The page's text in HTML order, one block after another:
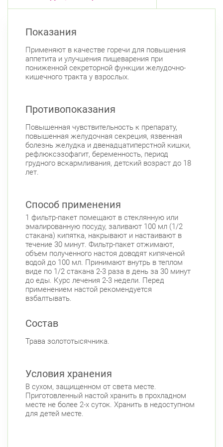
Комендантский пр.
Богатырский пр., д. 28 Круглосуточно
Пионерская Комендантский пр.
Дунайский пр., д. 34/16
Белы Куна, д.1, к.1 8:00-22:00
Бухарестская Международная
Показания
Применяют в качестве горечи для повышения
аппетита и улучшения пищеварения при
пониженной секреторной функции желудочно-
кишечного тракта у взрослых.
Противопоказания
Повышенная чувствительность к препарату,
повышенная желудочная секреция, язвенная
болезнь желудка и двенадцатиперстной кишки,
рефлюксэзофагит, беременность, период
грудного вскармливания, детский возраст до 18
лет.
Способ применения
1 фильтр-пакет помещают в стеклянную или
эмалированную посуду, заливают 100 мл (1/2
стакана) кипятка, накрывают и настаивают в
течение 30 минут. Фильтр-пакет отжимают,
объем полученного настоя доводят кипяченой
водой до 100 мл. Принимают внутрь в теплом
виде по 1/2 стакана 2-3 раза в день за 30 минут
до еды. Курс лечения 2-3 недели. Перед
применением настой рекомендуется
взбалтывать.
Состав
Трава золототысячника.
Условия хранения
В сухом, защищенном от света месте.
Приготовленный настой хранить в прохладном
месте не более 2-х суток. Хранить в недоступном
для детей месте.